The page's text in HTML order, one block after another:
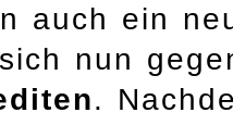
auch ein
nun
.